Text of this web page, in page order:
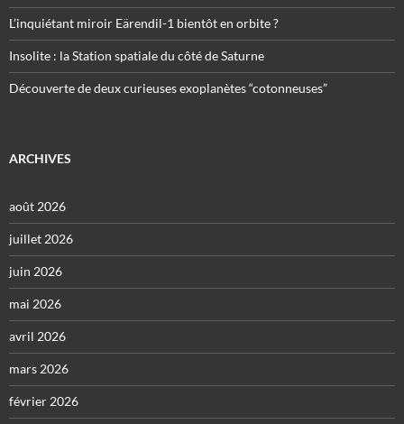
L’inquiétant miroir Eärendil-1 bientôt en orbite ?
Insolite : la Station spatiale du côté de Saturne
Découverte de deux curieuses exoplanètes “cotonneuses”
ARCHIVES
août 2026
juillet 2026
juin 2026
mai 2026
avril 2026
mars 2026
février 2026